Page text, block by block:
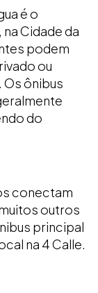
é o
Cidade da
podem
ou
ônibus
do
conectam
outros
principal
na 4 Calle.